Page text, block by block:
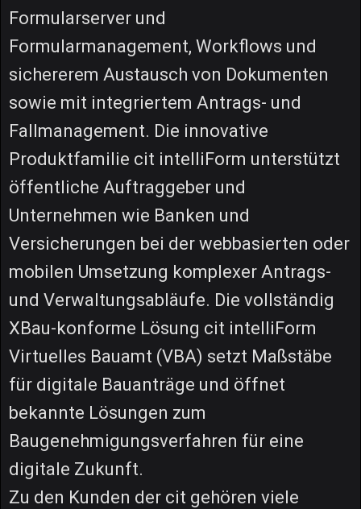
Formularserver und
Formularmanagement, Workflows und
sichererem Austausch von Dokumenten
sowie mit integriertem Antrags- und
Fallmanagement. Die innovative
Produktfamilie cit intelliForm unterstützt
öffentliche Auftraggeber und
Unternehmen wie Banken und
Versicherungen bei der webbasierten oder
mobilen Umsetzung komplexer Antrags-
und Verwaltungsabläufe. Die vollständig
XBau-konforme Lösung cit intelliForm
Virtuelles Bauamt (VBA) setzt Maßstäbe
für digitale Bauanträge und öffnet
bekannte Lösungen zum
Baugenehmigungsverfahren für eine
digitale Zukunft.
Zu den Kunden der cit gehören viele